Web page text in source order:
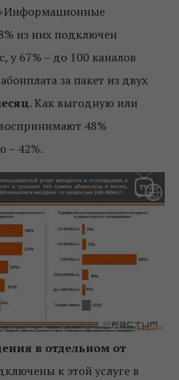
«Информационные
из них подключен
у 67% – до 100 каналов
за пакет из двух
. Как выгодную или
48%
– 42%.
в отдельном от
к этой услуге в